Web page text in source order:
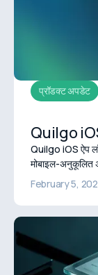
प्रॉडक्ट अपडेट
Quilgo
Quilgo iOS ऐप
मोबाइल-अनुकूलित
February 5,